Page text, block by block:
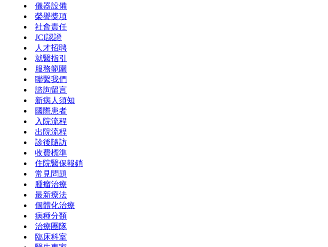
儀器設備
榮譽獎項
社會責任
JCI認證
人才招聘
就醫指引
服務範圍
聯繫我們
諮詢留言
新病人須知
國際患者
入院流程
出院流程
診後隨訪
收費標準
住院醫保報銷
常見問題
腫瘤治療
最新療法
個體化治療
病種分類
治療團隊
臨床科室